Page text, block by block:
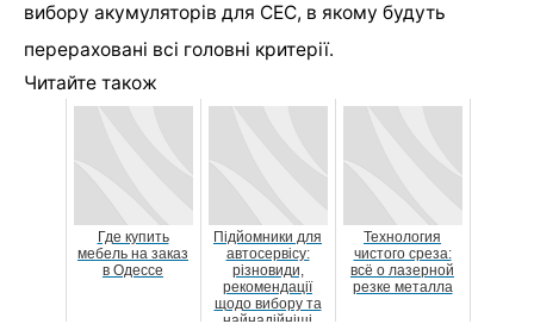
вибору акумуляторів для СЕС, в якому будуть
перераховані всі головні критерії.
Читайте також
Где купить
мебель на заказ
в Одессе
Підйомники для
автосервісу:
різновиди,
рекомендації
щодо вибору та
найнадійніші
Технология
чистого среза:
всё о лазерной
резке металла